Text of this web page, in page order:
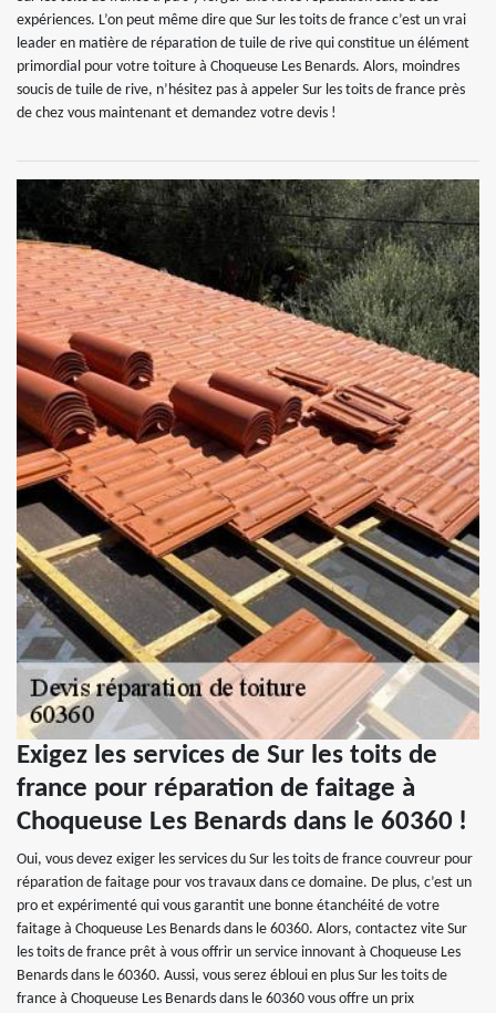
expériences. L’on peut même dire que Sur les toits de france c’est un vrai
leader en matière de réparation de tuile de rive qui constitue un élément
primordial pour votre toiture à Choqueuse Les Benards. Alors, moindres
soucis de tuile de rive, n’hésitez pas à appeler Sur les toits de france près
de chez vous maintenant et demandez votre devis !
Exigez les services de Sur les toits de
france pour réparation de faitage à
Choqueuse Les Benards dans le 60360 !
Oui, vous devez exiger les services du Sur les toits de france couvreur pour
réparation de faitage pour vos travaux dans ce domaine. De plus, c’est un
pro et expérimenté qui vous garantit une bonne étanchéité de votre
faitage à Choqueuse Les Benards dans le 60360. Alors, contactez vite Sur
les toits de france prêt à vous offrir un service innovant à Choqueuse Les
Benards dans le 60360. Aussi, vous serez ébloui en plus Sur les toits de
france à Choqueuse Les Benards dans le 60360 vous offre un prix